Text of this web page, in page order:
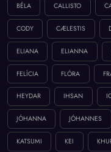
BÉLA CALLISTO
CODY CÆLESTIS
ELIANA ELIANNA
FELÍCIA FLÓRA
HEYDAR IHSAN
JÓHANNA JÓHANNES
KATSUMI KEI